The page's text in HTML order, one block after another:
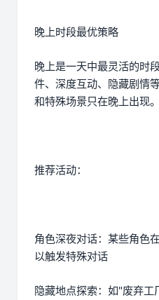
晚上时段最优策略
晚上是一天中最灵活的时
件、深度互动、隐藏剧情
和特殊场景只在晚上出现。
推荐活动：
角色深夜对话：某些角色
以触发特殊对话
隐藏地点探索：如"废弃